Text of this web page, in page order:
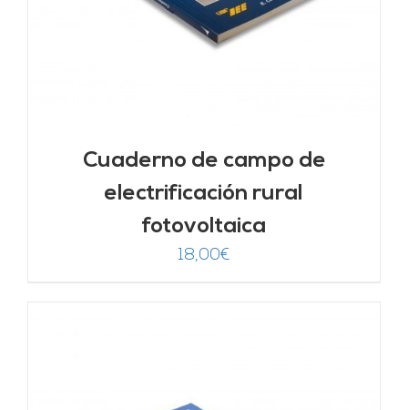
Cuaderno de campo de
electrificación rural
fotovoltaica
18,00€